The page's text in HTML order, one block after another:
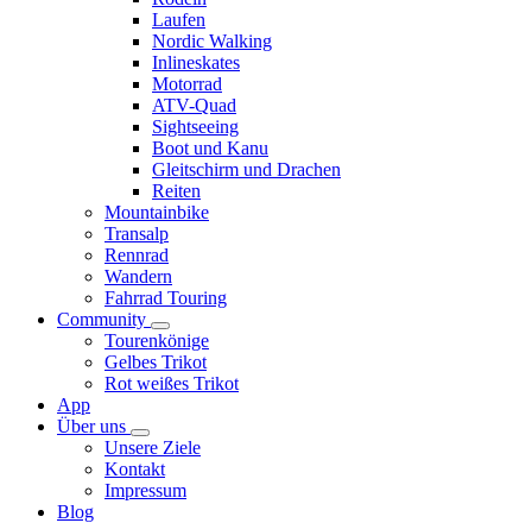
Laufen
Nordic Walking
Inlineskates
Motorrad
ATV-Quad
Sightseeing
Boot und Kanu
Gleitschirm und Drachen
Reiten
Mountainbike
Transalp
Rennrad
Wandern
Fahrrad Touring
Community
Tourenkönige
Gelbes Trikot
Rot weißes Trikot
App
Über uns
Unsere Ziele
Kontakt
Impressum
Blog